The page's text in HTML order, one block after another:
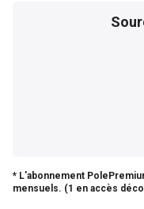
* L'abonnement
mensuels. (1 en accès